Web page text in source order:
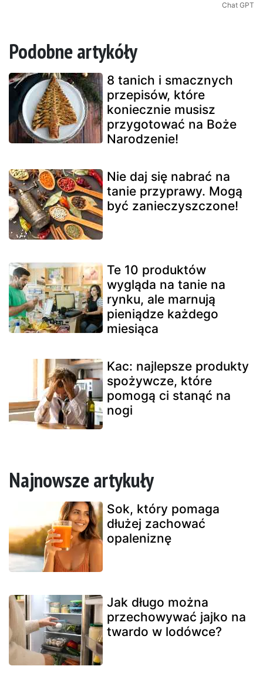
Chat GPT
Podobne artykóły
8 tanich i smacznych
przepisów, które
koniecznie musisz
przygotować na Boże
Narodzenie!
Nie daj się nabrać na
tanie przyprawy. Mogą
być zanieczyszczone!
Te 10 produktów
wygląda na tanie na
rynku, ale marnują
pieniądze każdego
miesiąca
Kac: najlepsze produkty
spożywcze, które
pomogą ci stanąć na
nogi
Najnowsze artykuły
Sok, który pomaga
dłużej zachować
opaleniznę
Jak długo można
przechowywać jajko na
twardo w lodówce?